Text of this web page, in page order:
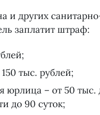
и других
заплатит штраф:
тыс. рублей;
юрлица – от 50 тыс.
до 90 суток;